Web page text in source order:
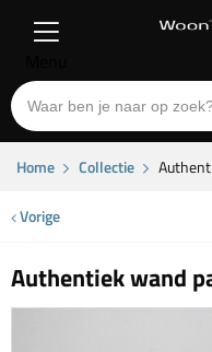
Home Collectie
Vorige
Authentiek wand